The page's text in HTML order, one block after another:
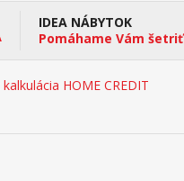
IDEA NÁBYTOK
Pomáhame Vám šetriť
kalkulácia HOME CREDIT